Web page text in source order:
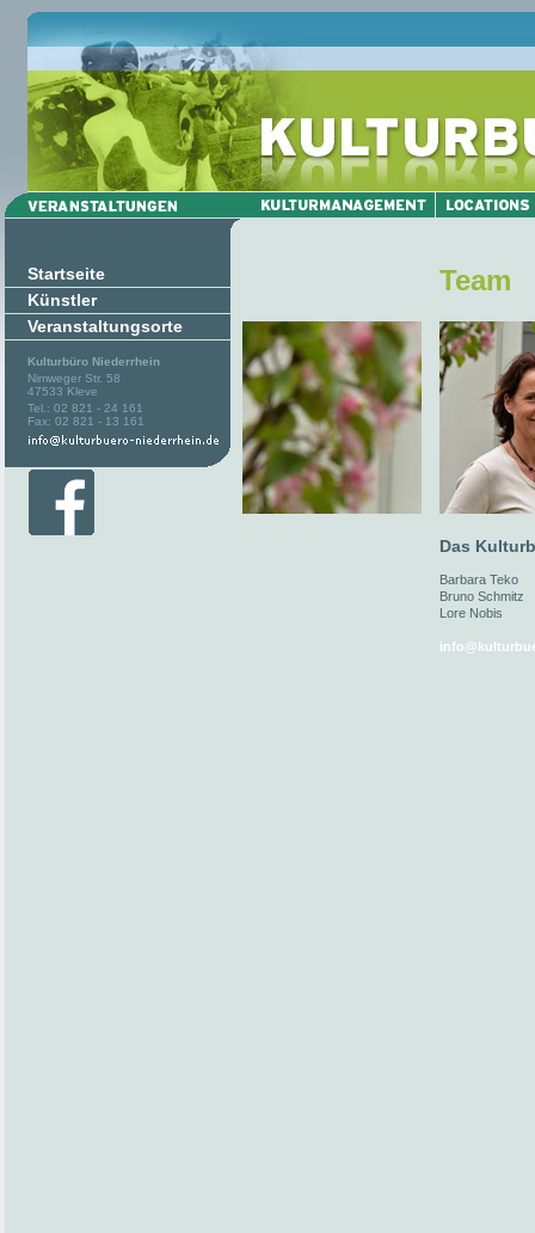
Startseite
Künstler
Veranstaltungsorte
Kulturbüro Niederrhein
Nimweger Str. 58
47533 Kleve
Tel.: 02 821 - 24 161
Fax: 02 821 - 13 161
Team
Das
Barbara Teko
Bruno Schmitz
Lore Nobis